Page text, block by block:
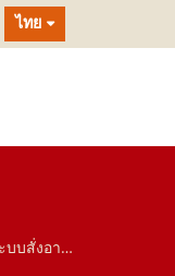
ไทย
บบสั่งอา